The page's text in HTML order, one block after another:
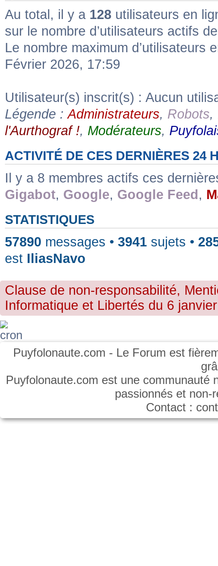
Au total, il y a 128 utilisateurs en
sur le nombre d’utilisateurs actifs
Le nombre maximum
Février 2026, 17:59
Utilisateur(s) inscrit(s) : Aucun
Légende :Administrateurs, Robots,
l'Aurthograf !, Modérateurs,
ACTIVITÉ DE CES DERNIÈRES 24
Il y a 8 membres actifs ces
Gigabot, Google, Google Feed ,
STATISTIQUES
57890 messages • 3941 sujets •
est IliasNavo
Clause de non-responsabilité,
Informatique et Libertés du 6
Puyfolonaute.com - Le Forum est
Puyfolonaute.com est une communauté
passionnés et
Contact :